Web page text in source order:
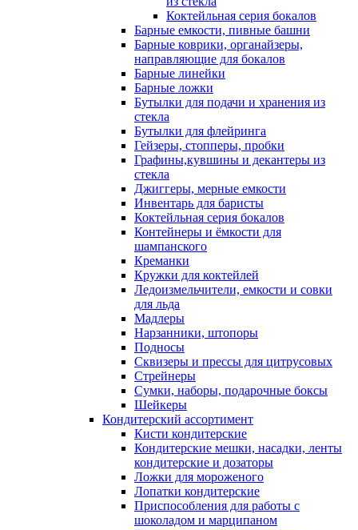
Коктейльная серия бокалов
Барные емкости, пивные башни
Барные коврики, органайзеры,
направляющие для бокалов
Барные линейки
Барные ложки
Бутылки для подачи и хранения из
стекла
Бутылки для флейринга
Гейзеры, стопперы, пробки
Графины,кувшины и декантеры из
стекла
Джиггеры, мерные емкости
Инвентарь для баристы
Коктейльная серия бокалов
Контейнеры и ёмкости для
шампанского
Креманки
Кружки для коктейлей
Ледоизмельчители, емкости и совки
для льда
Мадлеры
Нарзанники, штопоры
Подносы
Сквизеры и прессы для цитрусовых
Стрейнеры
Сумки, наборы, подарочные боксы
Шейкеры
Кондитерский ассортимент
Кисти кондитерские
Кондитерские мешки, насадки, ленты
кондитерские и дозаторы
Ложки для мороженого
Лопатки кондитерские
Приспособления для работы с
шоколадом и марципаном